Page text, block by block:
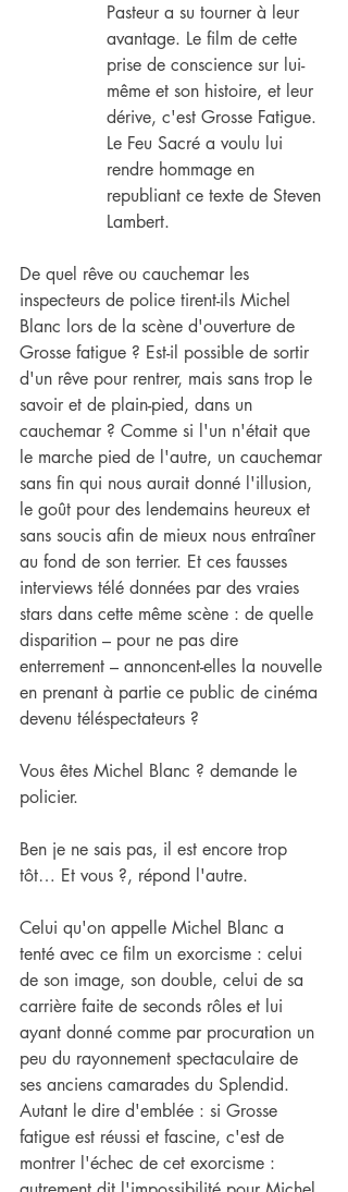
Pasteur a su tourner à leur
avantage. Le film de cette
prise de conscience sur lui-
même et son histoire, et leur
dérive, c'est Grosse Fatigue.
Le Feu Sacré a voulu lui
rendre hommage en
republiant ce texte de Steven
Lambert.
De quel rêve ou cauchemar les
inspecteurs de police tirent-ils Michel
Blanc lors de la scène d'ouverture de
Grosse fatigue ? Est-il possible de sortir
d'un rêve pour rentrer, mais sans trop le
savoir et de plain-pied, dans un
cauchemar ? Comme si l'un n'était que
le marche pied de l'autre, un cauchemar
sans fin qui nous aurait donné l'illusion,
le goût pour des lendemains heureux et
sans soucis afin de mieux nous entraîner
au fond de son terrier. Et ces fausses
interviews télé données par des vraies
stars dans cette même scène : de quelle
disparition – pour ne pas dire
enterrement – annoncent-elles la nouvelle
en prenant à partie ce public de cinéma
devenu téléspectateurs ?
Vous êtes Michel Blanc ? demande le
policier.
Ben je ne sais pas, il est encore trop
tôt… Et vous ?, répond l'autre.
Celui qu'on appelle Michel Blanc a
tenté avec ce film un exorcisme : celui
de son image, son double, celui de sa
carrière faite de seconds rôles et lui
ayant donné comme par procuration un
peu du rayonnement spectaculaire de
ses anciens camarades du Splendid.
Autant le dire d'emblée : si Grosse
fatigue est réussi et fascine, c'est de
montrer l'échec de cet exorcisme :